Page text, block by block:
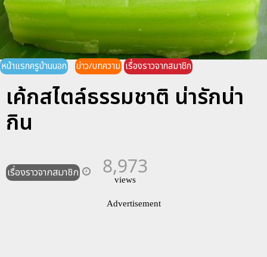
หน้าแรกครูบ้านนอก ข่าว/บทความ เรื่องราวจากสมาชิก
เค้กสไตล์ธรรมชาติ น่ารักน่า
กิน
เรื่องราวจากสมาชิก 8,973
views
Advertisement